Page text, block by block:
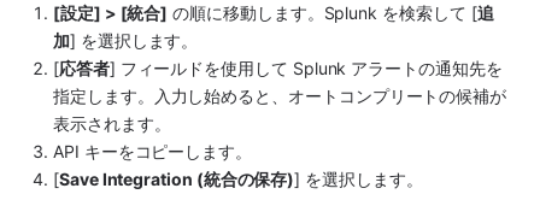
[設定] > [統合] の順に移動します。 Splunk を検索して [追
加] を選択します。
[応答者] フィールドを使用して Splunk アラートの通知先を
指定します。入力し始めると、オートコンプリートの候補が
表示されます。
API キーをコピーします。
[Save Integration (統合の保存)] を選択します。